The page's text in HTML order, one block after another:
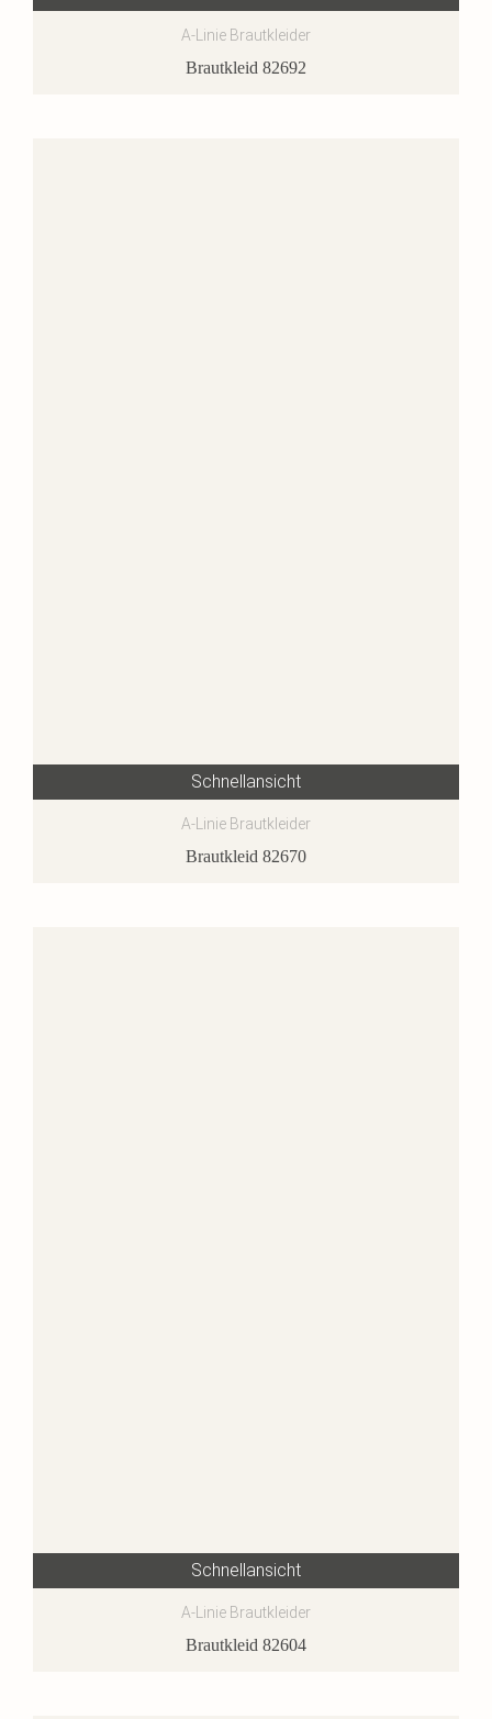
A-Linie Brautkleider
Brautkleid 82692
Schnellansicht
A-Linie Brautkleider
Brautkleid 82670
Schnellansicht
A-Linie Brautkleider
Brautkleid 82604